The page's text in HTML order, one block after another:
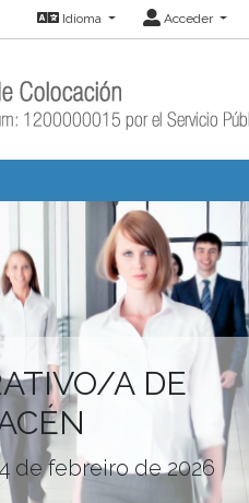
Idioma Acceder
A DE
de febreiro de 2026